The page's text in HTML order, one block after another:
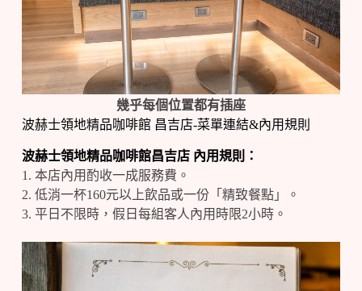
幾乎每個位置都有插座
波赫士領地精品咖啡館 昌吉店-菜單連結&內用規則
波赫士領地精品咖啡館昌吉店 內用規則：
1. 本店內用酌收一成服務費。
2. 低消一杯160元以上飲品或一份「精致餐點」。
3. 平日不限時，假日每組客人內用時限2小時。